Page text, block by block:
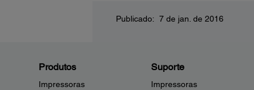
Publicado: 7 de jan. de 2016
Produtos
Impressoras
Suporte
Impressoras